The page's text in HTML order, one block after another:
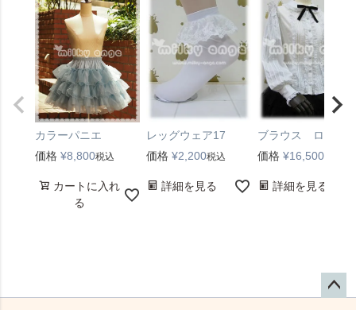
カラーパニエ
価格 ¥8,800税込
カートに入れ
る
レッグウェア17
価格 ¥2,200税込
詳細を見る
ブラウス ローレ
価格 ¥16,500
詳細を見る